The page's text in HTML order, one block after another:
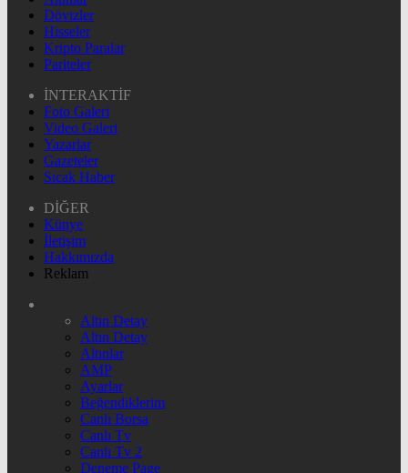
Dövizler
Hisseler
Kripto Paralar
Pariteler
İNTERAKTİF
Foto Galeri
Video Galeri
Yazarlar
Gazeteler
Sıcak Haber
DİĞER
Künye
İletişim
Hakkımızda
Reklam
Altın Detay
Altın Detay
Altınlar
AMP
Ayarlar
Beğendiklerim
Canlı Borsa
Canlı Tv
Canlı Tv 2
Deneme Page